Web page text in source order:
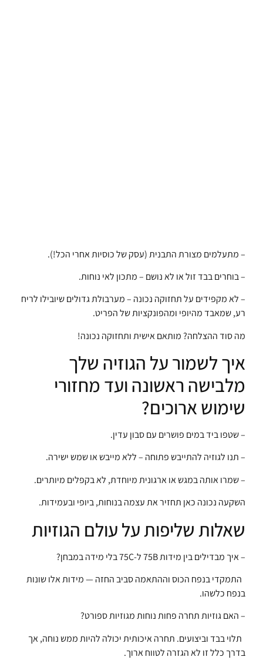
– מתעלמים מצורת התבנית (עסק של כוסיות אחרי הכל!).
– בוחרים בבד זול או לא נושם – מתכון לאי נוחות.
– לא מקפידים על תחזוקה נכונה – מערבולת גדולים שיובילו לריח
רע, שמאבד מהיופי ומהפונקציות של הפריט.
מה סוד ההצלחה? מותאם אישית ותחזוקה נכונה!
איך לשמור על הגוזיה שלך
מלבישה ראשונה ועד מחזורי
שימוש ארוכים?
– שטפו ביד במים פושרים עם סבון עדין.
– תנו לגוזיה להתייבש פתוחה – ללא מייבש או שמש ישירה.
– שמרו אותה במגש או ארגונית מיוחדת, לא בקפלים מיותרים.
השקעה נכונה כאן תחזיר את עצמה בנוחות, ביופי ובעמידות.
שאלות שליפות על עולם הגוזיות
– איך מבדילים בין מידות 75B ל-75C בלי מידה במבחן?
התמקדי בנפח הכוס וההתאמה סביב החזה — מידות אלו שונות
בנפח כלשהו.
– האם גוזיות תחרה פחות נוחות מגוזיות ספורט?
תלוי בבד וביצועים. תחרה איכותית יכולה להיות ממש נוחה, אך
בדרך כלל זו לא הגזרה לטווח ארוך.